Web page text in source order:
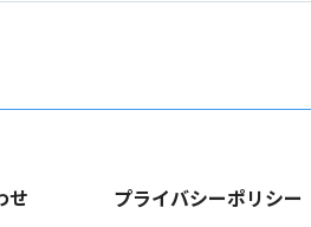
せ プライバシーポリシー